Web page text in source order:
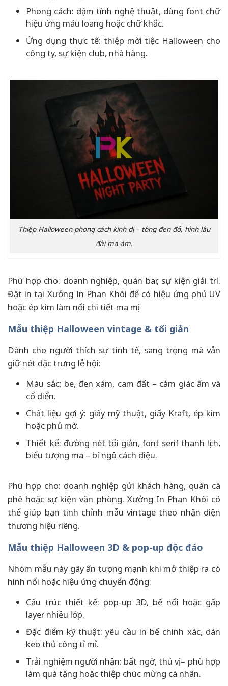
Phong cách: đậm tính nghệ thuật, dùng font chữ
hiệu ứng máu loang hoặc chữ khắc.
Ứng dụng thực tế: thiệp mời tiệc Halloween cho
công ty, sự kiện club, nhà hàng.
Thiệp Halloween phong cách kinh dị – tông đen đỏ, hình lâu
đài ma ám.
Phù hợp cho: doanh nghiệp, quán bar, sự kiện giải trí.
Đặt in tại Xưởng In Phan Khôi để có hiệu ứng phủ UV
hoặc ép kim làm nổi chi tiết ma mị.
Mẫu thiệp Halloween vintage & tối giản
Dành cho người thích sự tinh tế, sang trọng mà vẫn
giữ nét đặc trưng lễ hội:
Màu sắc: be, đen xám, cam đất – cảm giác ấm và
cổ điển.
Chất liệu gợi ý: giấy mỹ thuật, giấy Kraft, ép kim
hoặc phủ mờ.
Thiết kế: đường nét tối giản, font serif thanh lịch,
biểu tượng ma – bí ngô cách điệu.
Phù hợp cho: doanh nghiệp gửi khách hàng, quán cà
phê hoặc sự kiện văn phòng. Xưởng In Phan Khôi có
thể giúp bạn tinh chỉnh mẫu vintage theo nhận diện
thương hiệu riêng.
Mẫu thiệp Halloween 3D & pop-up độc đáo
Nhóm mẫu này gây ấn tượng mạnh khi mở thiệp ra có
hình nổi hoặc hiệu ứng chuyển động:
Cấu trúc thiết kế: pop-up 3D, bế nổi hoặc gấp
layer nhiều lớp.
Đặc điểm kỹ thuật: yêu cầu in bế chính xác, dán
keo thủ công tỉ mỉ.
Trải nghiệm người nhận: bất ngờ, thú vị – phù hợp
làm quà tặng hoặc thiệp chúc mừng cá nhân.